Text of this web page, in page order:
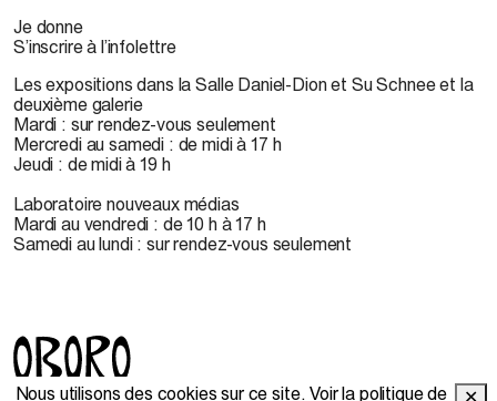
Je donne
S’inscrire à l’infolettre
Les expositions dans la Salle Daniel-Dion et Su Schnee et la
deuxième galerie
Mardi : sur rendez-vous seulement
Mercredi au samedi : de midi à 17 h
Jeudi : de midi à 19 h
Laboratoire nouveaux médias
Mardi au vendredi : de 10 h à 17 h
Samedi au lundi : sur rendez-vous seulement
Nous utilisons des cookies sur ce site. Voir la politique de ✕